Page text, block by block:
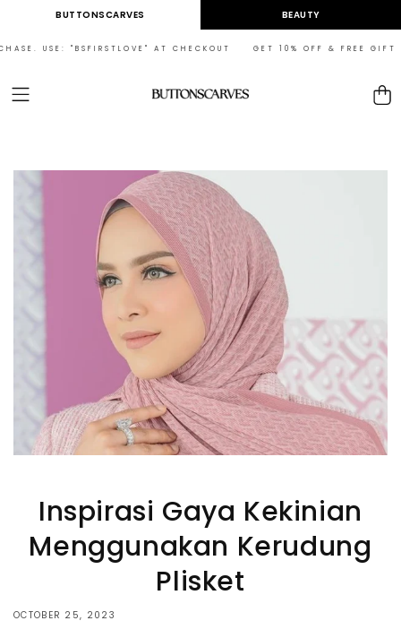
Skip toBUTTONSCARVES BEAUTY
AT CHECKOUT GET 10% OFF & FREE GIFT ON
Cart
Inspirasi Gaya Kekinian
Menggunakan Kerudung
Plisket
OCTOBER 25, 2023